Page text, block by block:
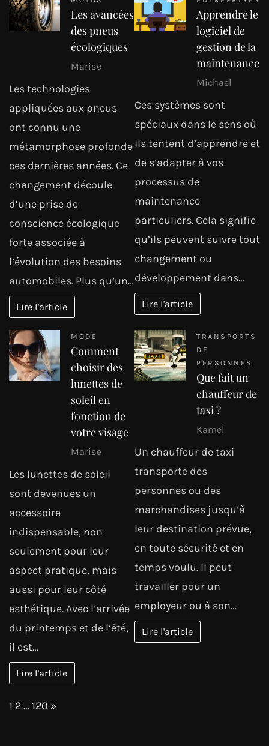
Les avancées
des pneus
écologiques
Marise
Les technologies
appliquées aux pneus
ont connu une
métamorphose profonde
ces dernières années. Ce
changement découle
d’une prise de
conscience écologique
forte associée à
l’évolution des besoins
automobiles. Plus qu’un…
Lire l'article
Apprendre le
logiciel de
gestion de la
maintenance
Michael
Ces systèmes sont
spéciaux dans le sens où
ils tentent d’apprendre et
de s’adapter à vos
processus de
maintenance
particuliers. Cela signifie
qu’ils peuvent suivre tout
changement ou
développement dans…
Lire l'article
MODE
Comment
choisir des
lunettes de
soleil en
fonction de
votre visage
Marise
Les lunettes de soleil
sont devenues un
accessoire
indispensable, non
seulement pour leur
aspect pratique, mais
aussi pour leur côté
esthétique. Avec l’arrivée
du printemps et de l’été,
il est…
Lire l'article
TRANSPORTS
DE
PERSONNES
Que fait un
chauffeur de
taxi ?
Kamel
Un chauffeur de taxi
transporte des
personnes ou des
marchandises jusqu’à
leur destination prévue,
en toute sécurité et en
temps voulu. Il peut
travailler pour un
employeur ou à son…
Lire l'article
Page:
1 2…120 Next
»